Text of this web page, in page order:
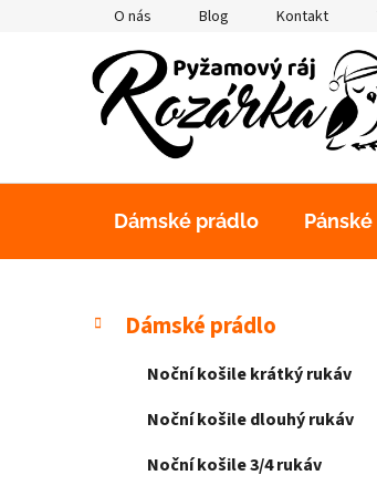
O nás Blog Kontakt
Dámské prádlo
P
Přeskočit
kategorie
K
a
Dámské prádlo
Noční košile krátký rukáv
Noční košile dlouhý rukáv
Noční košile 3/4 rukáv